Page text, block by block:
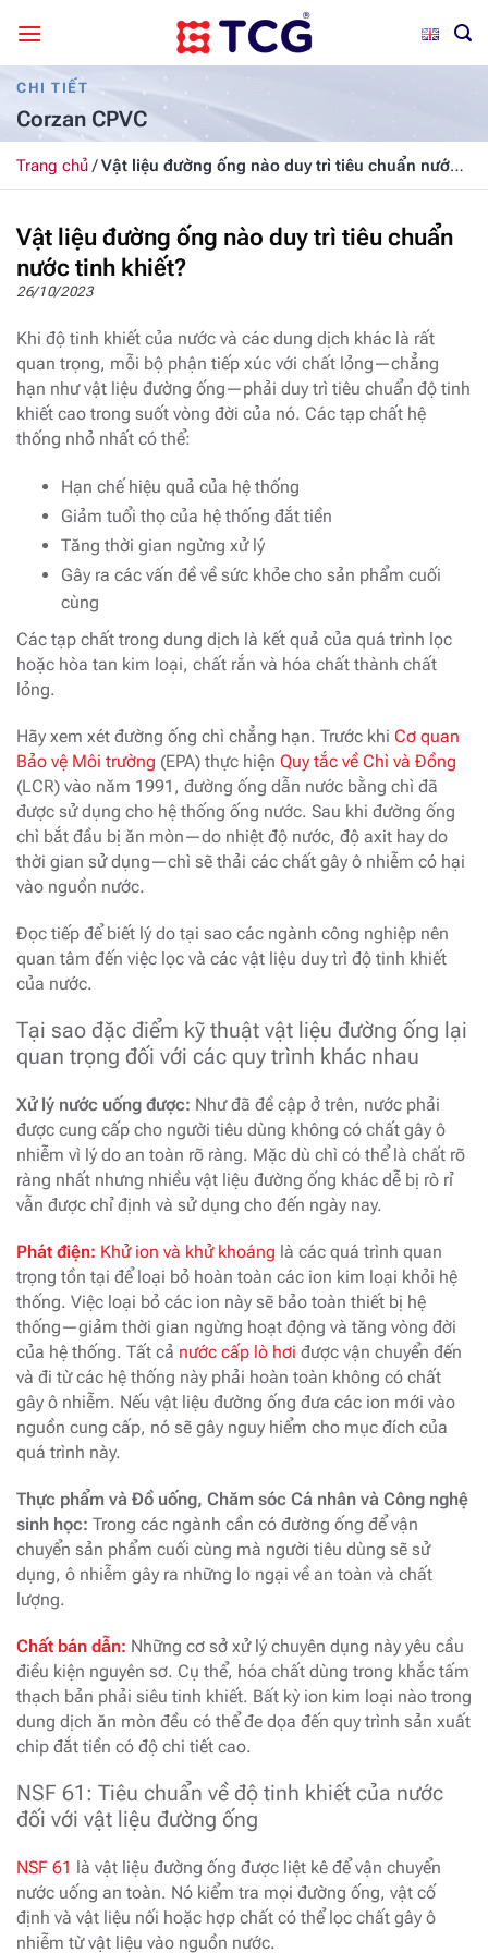
qua
nội
dungCHI TIẾT
Corzan CPVC
Trang chủ/Vật liệu đường ống nào duy trì tiêu chuẩn nước
tinh khiết?
Vật liệu đường ống nào duy trì tiêu chuẩn
nước tinh khiết?
26/10/2023
Khi độ tinh khiết của nước và các dung dịch khác là rất
quan trọng, mỗi bộ phận tiếp xúc với chất lỏng—chẳng
hạn như vật liệu đường ống—phải duy trì tiêu chuẩn độ tinh
khiết cao trong suốt vòng đời của nó. Các tạp chất hệ
thống nhỏ nhất có thể:
Hạn chế hiệu quả của hệ thống
Giảm tuổi thọ của hệ thống đắt tiền
Tăng thời gian ngừng xử lý
Gây ra các vấn đề về sức khỏe cho sản phẩm cuối
cùng
Các tạp chất trong dung dịch là kết quả của quá trình lọc
hoặc hòa tan kim loại, chất rắn và hóa chất thành chất
lỏng.
Hãy xem xét đường ống chì chẳng hạn. Trước khi Cơ quan
Bảo vệ Môi trường (EPA) thực hiện Quy tắc về Chì và Đồng
(LCR) vào năm 1991, đường ống dẫn nước bằng chì đã
được sử dụng cho hệ thống ống nước. Sau khi đường ống
chì bắt đầu bị ăn mòn—do nhiệt độ nước, độ axit hay do
thời gian sử dụng—chì sẽ thải các chất gây ô nhiễm có hại
vào nguồn nước.
Đọc tiếp để biết lý do tại sao các ngành công nghiệp nên
quan tâm đến việc lọc và các vật liệu duy trì độ tinh khiết
của nước.
Tại sao đặc điểm kỹ thuật vật liệu đường ống lại
quan trọng đối với các quy trình khác nhau
Xử lý nước uống được: Như đã đề cập ở trên, nước phải
được cung cấp cho người tiêu dùng không có chất gây ô
nhiễm vì lý do an toàn rõ ràng. Mặc dù chì có thể là chất rõ
ràng nhất nhưng nhiều vật liệu đường ống khác dễ bị rò rỉ
vẫn được chỉ định và sử dụng cho đến ngày nay.
Phát điện: Khử ion và khử khoáng là các quá trình quan
trọng tồn tại để loại bỏ hoàn toàn các ion kim loại khỏi hệ
thống. Việc loại bỏ các ion này sẽ bảo toàn thiết bị hệ
thống—giảm thời gian ngừng hoạt động và tăng vòng đời
của hệ thống. Tất cả nước cấp lò hơi được vận chuyển đến
và đi từ các hệ thống này phải hoàn toàn không có chất
gây ô nhiễm. Nếu vật liệu đường ống đưa các ion mới vào
nguồn cung cấp, nó sẽ gây nguy hiểm cho mục đích của
quá trình này.
Thực phẩm và Đồ uống, Chăm sóc Cá nhân và Công nghệ
sinh học: Trong các ngành cần có đường ống để vận
chuyển sản phẩm cuối cùng mà người tiêu dùng sẽ sử
dụng, ô nhiễm gây ra những lo ngại về an toàn và chất
lượng.
Chất bán dẫn: Những cơ sở xử lý chuyên dụng này yêu cầu
điều kiện nguyên sơ. Cụ thể, hóa chất dùng trong khắc tấm
thạch bản phải siêu tinh khiết. Bất kỳ ion kim loại nào trong
dung dịch ăn mòn đều có thể đe dọa đến quy trình sản xuất
chip đắt tiền có độ chi tiết cao.
NSF 61: Tiêu chuẩn về độ tinh khiết của nước
đối với vật liệu đường ống
NSF 61 là vật liệu đường ống được liệt kê để vận chuyển
nước uống an toàn. Nó kiểm tra mọi đường ống, vật cố
định và vật liệu nối hoặc hợp chất có thể lọc chất gây ô
nhiễm từ vật liệu vào nguồn nước.